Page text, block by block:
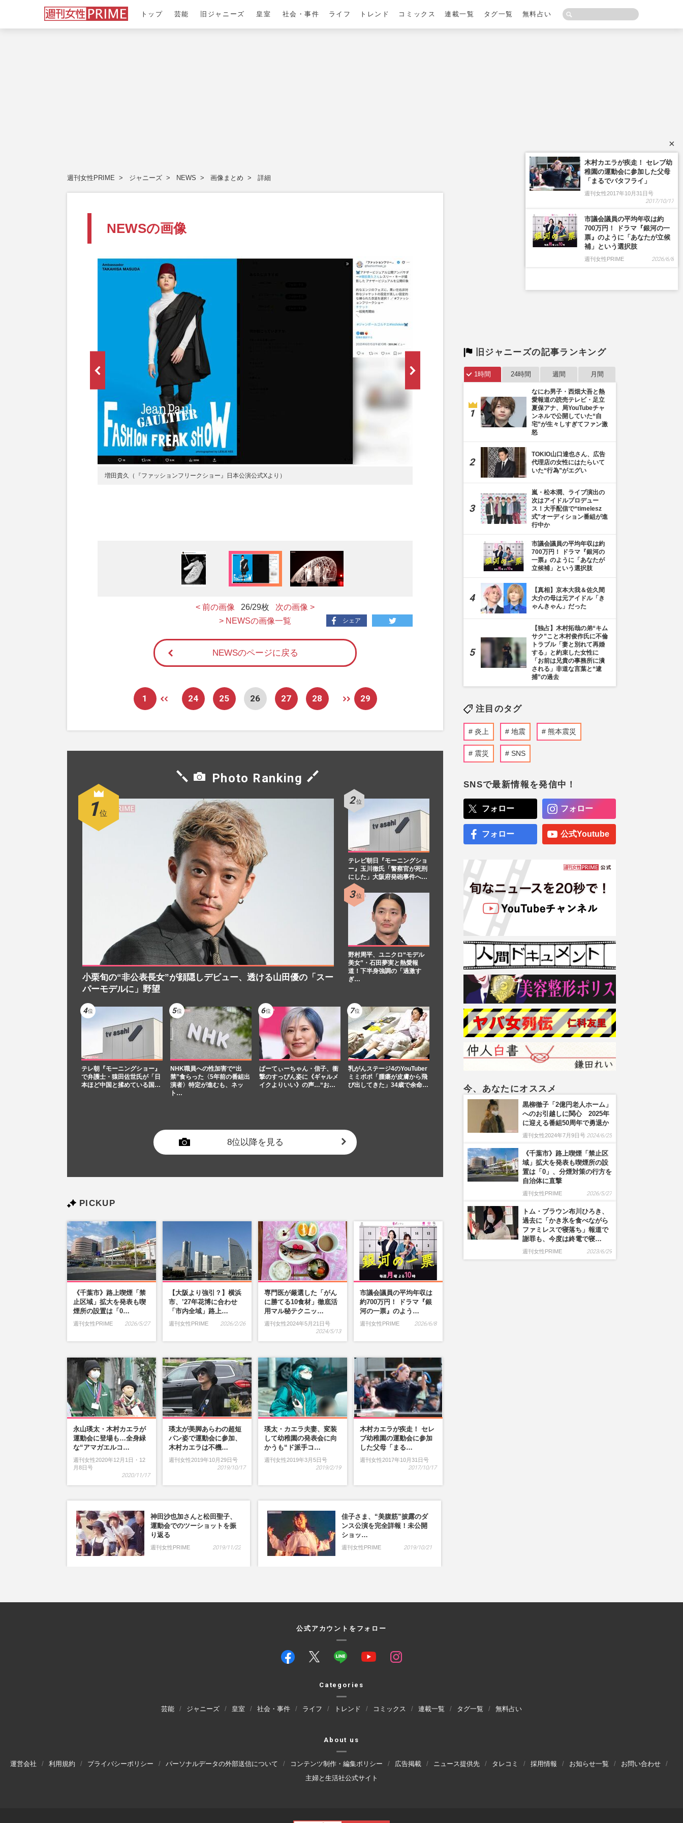
トップ 芸能 旧ジャニーズ 皇室 社会・事件 ライフ トレンド コミックス 連載一覧 タグ一覧 無料占い
週刊女性PRIME ジャニーズ NEWS 画像まとめ 詳細
NEWSの画像
増田貴久（『ファッションフリークショー』⽇本公演公式Xより）
< 前の画像 26/29枚
次の画像 >
> NEWSの画像一覧
シェア
NEWSのページに戻る
1 24 25 26 27 28 29
Photo Ranking
小栗旬の“非公表長女”が顔隠しデビュー、透ける山田優の「スー
パーモデルに」野望
テレビ朝日『モーニングショ
ー』玉川徹氏「警察官が死刑
にした」大阪府発砲事件へ…
野村周平、ユニクロ“モデル
美女”・石田夢実と熱愛報
道！下半身強調の「過激す
ぎ…
テレ朝『モーニングショー』
で弁護士・猿田佐世氏が「日
本ほど中国と揉めている国…
NHK職員への性加害で“出
禁”食らった〈5年前の番組出
演者〉特定が進むも、ネッ
ト…
ぱーてぃーちゃん・信子、衝
撃のすっぴん姿に《ギャルメ
イクよりいい》の声…“お…
乳がんステージ4のYouTuber
ミミポポ「腫瘍が皮膚から飛
び出してきた」34歳で余命…
8位以降を見る
PICKUP
《千葉市》路上喫煙「禁
止区域」拡大を発表も喫
煙所の設置は「0…
週刊女性PRIME 2026/5/27
【大阪より強引？】横浜
市、’27年花博に合わせ
「市内全域」路上…
週刊女性PRIME 2026/2/26
専門医が厳選した「がん
に勝てる10食材」徹底活
用マル秘テクニッ…
週刊女性2024年5月21日号
2024/5/13
市議会議員の平均年収は
約700万円！ ドラマ『銀
河の一票』のよう…
週刊女性PRIME 2026/6/8
永山瑛太・木村カエラが
運動会に登場も…全身緑
な“アマガエルコ…
週刊女性2020年12月1日・12
月8日号
2020/11/17
瑛太が美脚あらわの超短
パン姿で運動会に参加、
木村カエラは不機…
週刊女性2019年10月29日号
2019/10/17
瑛太・カエラ夫妻、変装
して幼稚園の発表会に向
かうも“ド派手コ…
週刊女性2019年3月5日号
2019/2/19
木村カエラが疾走！ セレ
ブ幼稚園の運動会に参加
した父母「まる…
週刊女性2017年10月31日号
2017/10/17
神田沙也加さんと松田聖子、
運動会でのツーショットを振
り返る
週刊女性PRIME 2019/11/22
佳子さま、“美腹筋”披露のダ
ンス公演を完全詳報！未公開
ショッ…
週刊女性PRIME 2019/10/21
旧ジャニーズの記事ランキング
1時間 24時間 週間 月間
なにわ男子・西畑大吾と熱
愛報道の読売テレビ・足立
夏保アナ、局YouTubeチャ
ンネルで公開していた“自
宅”が生々しすぎてファン激
怒
TOKIO山口達也さん、広告
代理店の女性にはたらいて
いた“行為”がエグい
嵐・松本潤、ライブ演出の
次はアイドルプロデュー
ス！大手配信で“timelesz
式”オーディション番組が進
行中か
市議会議員の平均年収は約
700万円！ ドラマ『銀河の
一票』のように「あなたが
立候補」という選択肢
【真相】京本大我＆佐久間
大介の母は元アイドル「き
ゃんきゃん」だった
【独占】木村拓哉の弟“キム
サク”こと木村俊作氏に不倫
トラブル「妻と別れて再婚
する」と約束した女性に
「お前は兄貴の事務所に潰
される」非道な言葉と“逮
捕”の過去
注目のタグ
炎上 地震 熊本震災
震災 SNS
SNSで最新情報を発信中！
フォロー フォロー
フォロー 公式Youtube
今、あなたにオススメ
黒柳徹子「2億円老人ホーム」
へのお引越しに関心 2025年
に迎える番組50周年で勇退か
週刊女性2024年7月9日号 2024/6/25
《千葉市》路上喫煙「禁止区
域」拡大を発表も喫煙所の設
置は「0」、分煙対策の行方を
自治体に直撃
週刊女性PRIME 2026/5/27
トム・ブラウン布川ひろき、
過去に「かき氷を食べながら
ファミレスで寝落ち」報道で
謝罪も、今度は終電で寝…
週刊女性PRIME 2023/6/29
公式アカウントをフォロー
Categories
芸能 ジャニーズ 皇室 社会・事件 ライフ トレンド コミックス 連載一覧 タグ一覧 無料占い
About us
運営会社 利用規約 プライバシーポリシー パーソナルデータの外部送信について コンテンツ制作・編集ポリシー 広告掲載 ニュース提供先 タレコミ 採用情報 お知らせ一覧
お問い合わせ
主婦と生活社公式サイト
×
木村カエラが疾走！ セレブ幼
稚園の運動会に参加した父母
「まるでバタフライ」
週刊女性2017年10月31日号
2017/10/17
市議会議員の平均年収は約
700万円！ ドラマ『銀河の一
票』のように「あなたが立候
補」という選択肢
週刊女性PRIME 2026/6/8